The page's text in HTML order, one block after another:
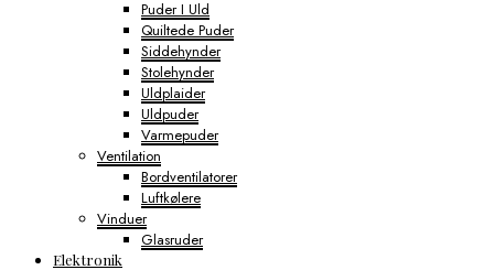
Puder I Uld
Quiltede Puder
Siddehynder
Stolehynder
Uldplaider
Uldpuder
Varmepuder
Ventilation
Bordventilatorer
Luftkølere
Vinduer
Glasruder
Elektronik